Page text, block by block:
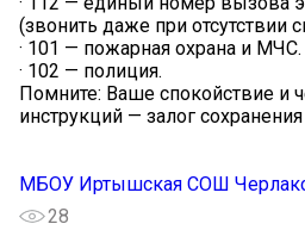
(звонить даже при отсутствии
· 101 — пожарная охрана и МЧС.
· 102 — полиция.
Помните: Ваше спокойствие и
инструкций — залог
МБОУ Иртышская СОШ
28